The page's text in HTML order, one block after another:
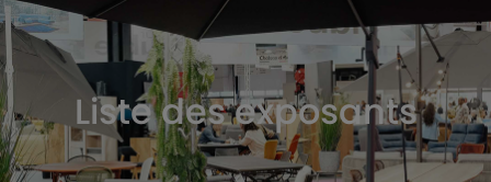
Liste des exposants